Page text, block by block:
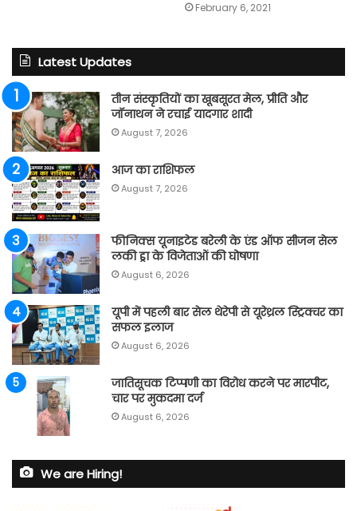
February 6, 2021
Latest Updates
तीन संस्कृतियों का खूबसूरत मेल, प्रीति और
जॉनाथन ने रचाई यादगार शादी
August 7, 2026
आज का राशिफल
August 7, 2026
फीनिक्स यूनाइटेड बरेली के एंड ऑफ सीजन सेल
लकी ड्रा के विजेताओं की घोषणा
August 6, 2026
यूपी में पहली बार सेल थेरेपी से यूरेथ्रल स्ट्रिक्चर का
सफल इलाज
August 6, 2026
जातिसूचक टिप्पणी का विरोध करने पर मारपीट,
चार पर मुकदमा दर्ज
August 6, 2026
We are Hiring!